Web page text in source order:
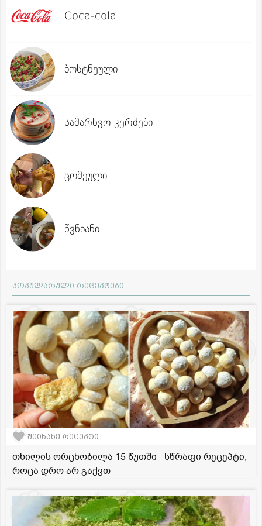
Coca-cola
ბოსტნეული
სამარხვო კერძები
ცომეული
წვნიანი
პოპულარული რეცეპტები
შეინახე რეცეპტი
თხილის ორცხობილა 15 წუთში - სწრაფი რეცეპტი,
როცა დრო არ გაქვთ